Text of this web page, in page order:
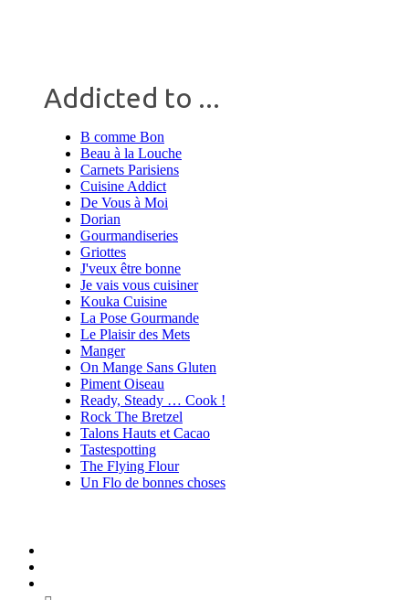
Addicted to ...
B comme Bon
Beau à la Louche
Carnets Parisiens
Cuisine Addict
De Vous à Moi
Dorian
Gourmandiseries
Griottes
J'veux être bonne
Je vais vous cuisiner
Kouka Cuisine
La Pose Gourmande
Le Plaisir des Mets
Manger
On Mange Sans Gluten
Piment Oiseau
Ready, Steady … Cook !
Rock The Bretzel
Talons Hauts et Cacao
Tastespotting
The Flying Flour
Un Flo de bonnes choses